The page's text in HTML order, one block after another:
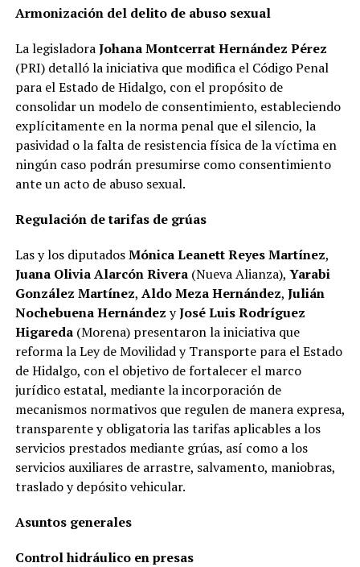
Armonización del delito de abuso sexual
La legisladoraJohana Montcerrat Hernández Pérez
(PRI) detalló la iniciativa que modifica el Código Penal
para el Estado de Hidalgo, con el propósito de
consolidar un modelo de consentimiento, estableciendo
explícitamente en la norma penal que el silencio, la
pasividad o la falta de resistencia física de la víctima en
ningún caso podrán presumirse como consentimiento
ante un acto de abuso sexual.
Regulación de tarifas de grúas
Las y los diputadosMónica Leanett Reyes Martínez,
Juana Olivia Alarcón Rivera(Nueva Alianza), Yarabi
González Martínez, Aldo Meza Hernández, Julián
Nochebuena Hernández yJosé Luis Rodríguez
Higareda(Morena) presentaron la iniciativa que
reforma la Ley de Movilidad y Transporte para el Estado
de Hidalgo, con el objetivo de fortalecer el marco
jurídico estatal, mediante la incorporación de
mecanismos normativos que regulen de manera expresa,
transparente y obligatoria las tarifas aplicables a los
servicios prestados mediante grúas, así como a los
servicios auxiliares de arrastre, salvamento, maniobras,
traslado y depósito vehicular.
Asuntos generales
Control hidráulico en presas